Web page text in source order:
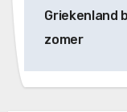
Griekenland
zomer